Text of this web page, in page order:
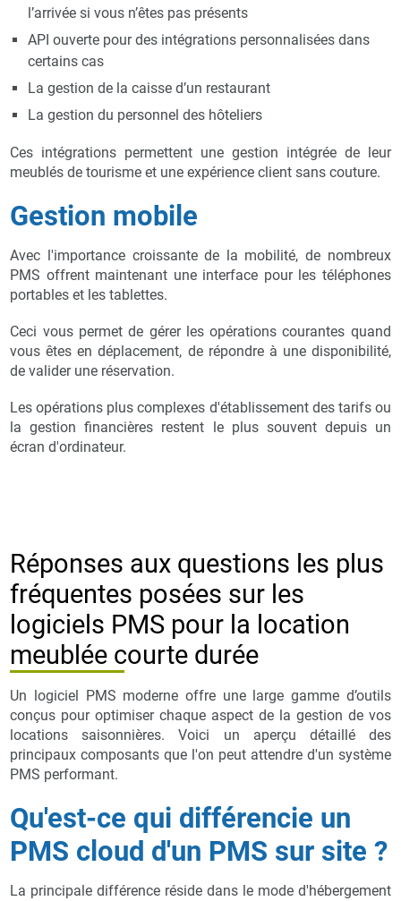
l’arrivée si vous n’êtes pas présents
API ouverte pour des intégrations personnalisées dans
certains cas
La gestion de la caisse d’un restaurant
La gestion du personnel des hôteliers
Ces intégrations permettent une gestion intégrée de leur
meublés de tourisme et une expérience client sans couture.
Gestion mobile
Avec l'importance croissante de la mobilité, de nombreux
PMS offrent maintenant une interface pour les téléphones
portables et les tablettes.
Ceci vous permet de gérer les opérations courantes quand
vous êtes en déplacement, de répondre à une disponibilité,
de valider une réservation.
Les opérations plus complexes d'établissement des tarifs ou
la gestion financières restent le plus souvent depuis un
écran d'ordinateur.
Réponses aux questions les plus
fréquentes posées sur les
logiciels PMS pour la location
meublée courte durée
Un logiciel PMS moderne offre une large gamme d’outils
conçus pour optimiser chaque aspect de la gestion de vos
locations saisonnières. Voici un aperçu détaillé des
principaux composants que l'on peut attendre d'un système
PMS performant.
Qu'est-ce qui différencie un
PMS cloud d'un PMS sur site ?
La principale différence réside dans le mode d'hébergement